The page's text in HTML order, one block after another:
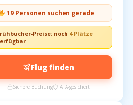
19 Personen suchen gerade
Preise: noch 4 Plätze
Flug finden
Sichere Buchung IATA-gesichert